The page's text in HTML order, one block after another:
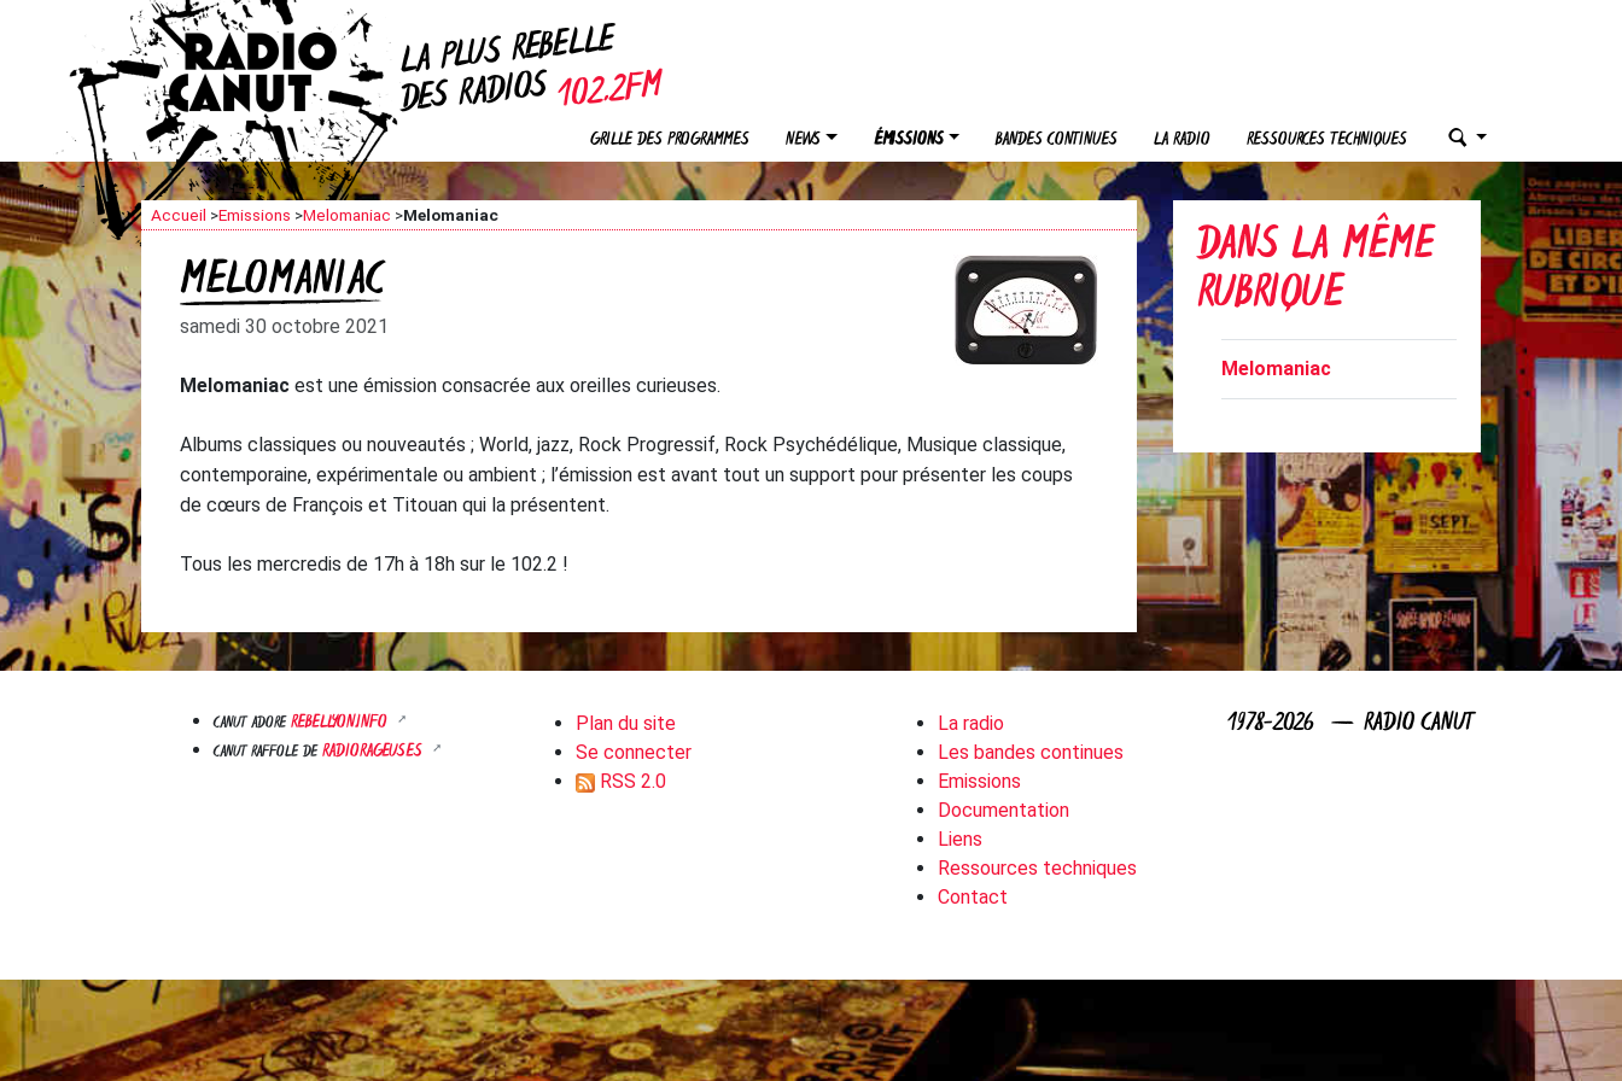
LA PLUSREBELLE
DES RADIOS
GRILLE DES PROGRAMMES NEWS ÉMISSIONS BANDES CONTINUES LA RADIO RESSOURCES TECHNIQUES
Accueil >Emissions >Melomaniac >Melomaniac
MELOMANIAC
samedi 30 octobre 2021
Melomaniac est une émission consacrée aux oreilles curieuses.
Albums classiques ou nouveautés ; World, jazz, Rock Progressif, Rock Psychédélique, Musique classique,
contemporaine, expérimentale ou ambient ; l’émission est avant tout un support pour présenter les coups
de cœurs de François et Titouan qui la présentent.
Tous les mercredis de 17h à 18h sur le 102.2 !
DANS LA MÊME
RUBRIQUE
Melomaniac
CANUT ADOREREBELLYON.INFO
CANUT RAFFOLE DERADIORAGEUSES
Plan du site
Se connecter
RSS 2.0
La radio
Les bandes continues
Emissions
Documentation
Liens
Ressources techniques
Contact
1978-2026 — RADIO CANUT